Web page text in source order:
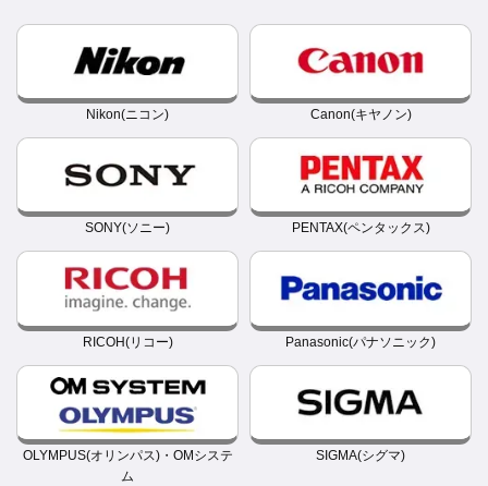
Nikon(ニコン) Canon(キヤノン)
SONY(ソニー) PENTAX(ペンタックス)
RICOH(リコー) Panasonic(パナソニック)
OLYMPUS(オリンパス)・OMシステ
ム
SIGMA(シグマ)